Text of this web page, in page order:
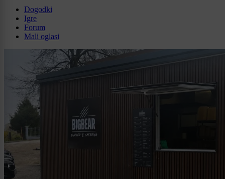
Dogodki
Igre
Forum
Mali oglasi